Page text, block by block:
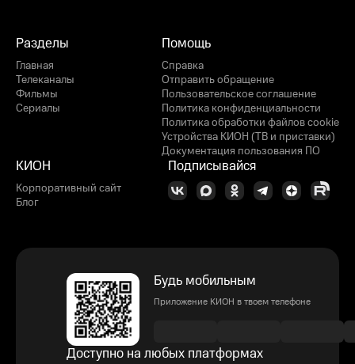
Разделы
Главная
Телеканалы
Фильмы
Сериалы
Помощь
Справка
Отправить обращение
Пользовательское соглашение
Политика конфиденциальности
Политика обработки файлов cookie
Устройства КИОН (ТВ и приставки)
Документация пользования ПО
КИОН
Корпоративный сайт
Блог
Подписывайся
Будь мобильным
Приложение КИОН в твоем телефоне
Доступно на любых платформах